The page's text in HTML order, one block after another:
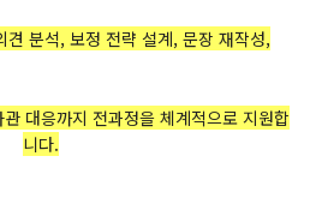
견 분석, 보정 전략 설계, 문장 재작성,
대응까지 전과정을 체계적으로 지원합
니다.